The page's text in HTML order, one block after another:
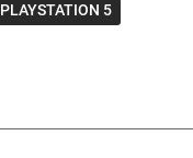
PLAYSTATION 5